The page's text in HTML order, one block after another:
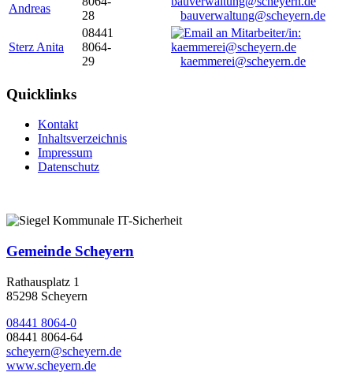
Andreas
28
bauverwaltung@scheyern.de
Sterz Anita
08441
8064-
29
kaemmerei@scheyern.de
Quicklinks
Kontakt
Inhaltsverzeichnis
Impressum
Datenschutz
Gemeinde Scheyern
Rathausplatz 1
85298 Scheyern
08441 8064-0
08441 8064-64
scheyern@scheyern.de
www.scheyern.de